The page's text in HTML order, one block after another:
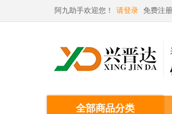
阿九助手欢迎您！ 请登录 免费注册
全部商品分类